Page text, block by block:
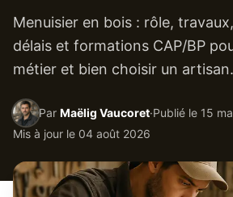
Menuisier en bois : rôle,
délais et formations CAP/BP
métier et bien choisir un artisan.
Par Maëlig Vaucoret·Publié le 15
Mis à jour le 04 août 2026